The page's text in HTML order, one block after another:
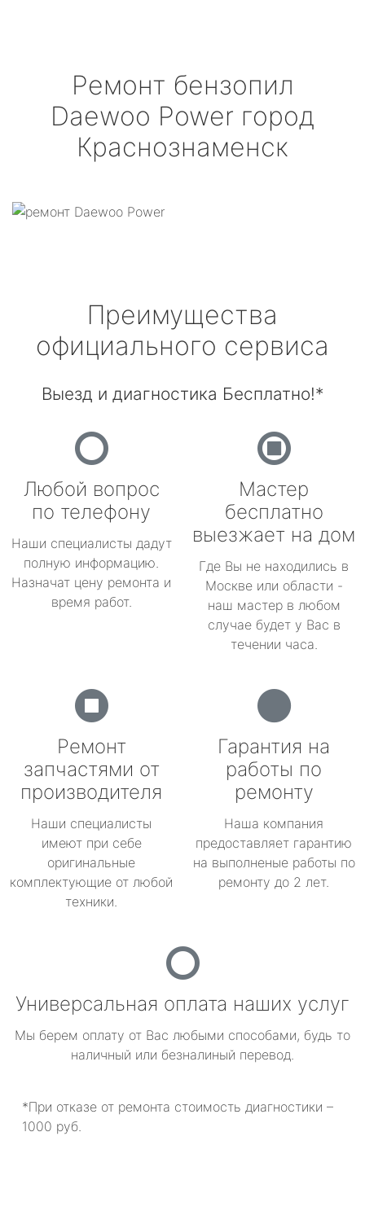
Ремонт бензопил
Daewoo Power город
Краснознаменск
Преимущества
официального сервиса
Выезд и диагностика Бесплатно!*
Любой вопрос
по телефону
Наши специалисты дадут
полную информацию.
Назначат цену ремонта и
время работ.
Мастер
бесплатно
выезжает на дом
Где Вы не находились в
Москве или области -
наш мастер в любом
случае будет у Вас в
течении часа.
Ремонт
запчастями от
производителя
Наши специалисты
имеют при себе
оригинальные
комплектующие от любой
техники.
Гарантия на
работы по
ремонту
Наша компания
предоставляет гарантию
на выполненые работы по
ремонту до 2 лет.
Универсальная оплата наших услуг
Мы берем оплату от Вас любыми способами, будь то
наличный или безналиный перевод.
*При отказе от ремонта стоимость диагностики –
1000 руб.